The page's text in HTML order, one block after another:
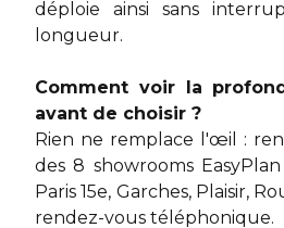
déploie ainsi sans
longueur.
Comment voir la
avant de choisir ?
Rien ne remplace l'œil :
des 8 showrooms
Paris 15e, Garches, Plaisir,
rendez-vous téléphonique.